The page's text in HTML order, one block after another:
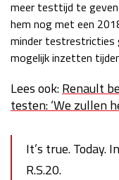
meer testtijd te
hem nog met een
minder testrestricties
mogelijk inzetten
Lees ook:Renault
testen: ‘We zullen
It’s true. Today.
R.S.20.